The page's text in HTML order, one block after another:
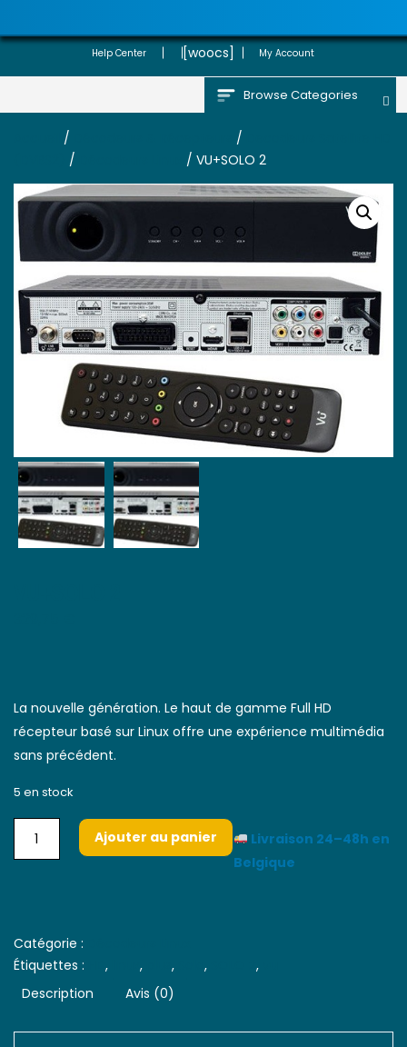
Help Center [woocs] My Account
Browse Categories
/ /
/ / VU+SOLO 2
La nouvelle génération. Le haut de gamme Full HD
récepteur basé sur Linux offre une expérience multimédia
sans précédent.
5 en stock
Ajouter au panier
Livraison 24–48h en
Belgique
Catégorie :
Étiquettes :
, , , , ,
Description
Avis (0)